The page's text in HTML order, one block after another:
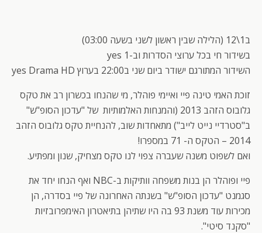
ב1\12 (הלילה שבין ראשון לשני בשעה 03:00)
בשידור חי בכל ערוצי הסדרות וב-yes 1
השידור המתורגם ישודר ביום שני ב22:00 בערוץ yes Drama HD
זוכת האמי טינה פיי ואיימי פוהלר, מי שהנחו בכשרון רב את טקס
גלובוס הזהב 2013 (והמנחות האלמותיות של "עדכון הסופ"ש"
ב"סטרדיי נייט לייב") מתאחדות שוב, להנחיית טקס גלובוס הזהב
2014 – הטקס ה- 71 במספרו!
ואם לשפוט משנה שעברה צפוי לנו טקס מצחיק, שנון ומפתיע.
פיי ופוהלר הן בנות משפחה וותיקות ב-NBC ואף הנחו יחד את
סגמנט "עדכון הסופ"ש" בשנתה האחרונה של פיי בסדרה, הן
מכירות עוד משנת 93 בה היו שתיהן בתיאטרון האימפרובזיות
"סקנד סיטי".